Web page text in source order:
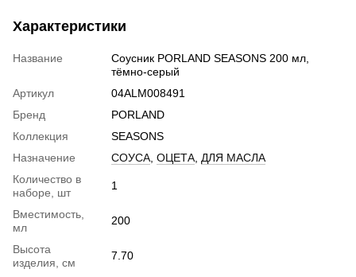
Характеристики
Название
Соусник PORLAND SEASONS 200 мл,
тёмно-серый
Артикул
04ALM008491
Бренд
PORLAND
Коллекция
SEASONS
Назначение
СОУСА ОЦЕТА ДЛЯ МАСЛА
Количество в
наборе, шт
1
Вместимость,
мл
200
Высота
изделия, см
7.70